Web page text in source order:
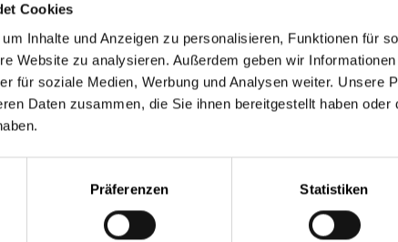
Cookies
Inhalte und Anzeigen zu personalisieren, Funktionen für
Website zu analysieren. Außerdem geben wir
für soziale Medien, Werbung und Analysen weiter. Unsere
Daten zusammen, die Sie ihnen bereitgestellt haben
Präferenzen Statistiken
AlsDetekteifür
eine exzellente
auf ZAD-geprüfte
unsere Mitarbeiter
abzugeben. Damit
einen vertraulichen
Sie suchen eine
gewachsene Know-